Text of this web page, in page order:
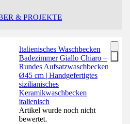
& PROJEKTE
Italienisches Waschbecken
Badezimmer Giallo Chiaro –
Rundes Aufsatzwaschbecken
Ø45 cm | Handgefertigtes
sizilianisches
Keramikwaschbecken
italienisch
Artikel wurde noch nicht
bewertet.